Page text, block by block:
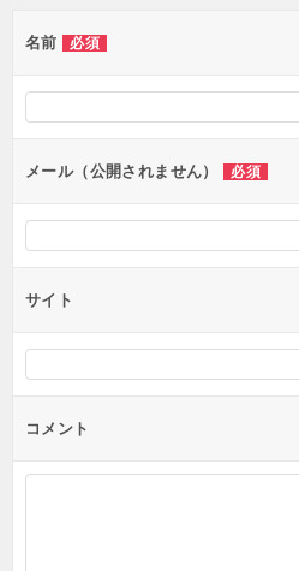
名前 必須
メール（公開されません） 必須
サイト
コメント